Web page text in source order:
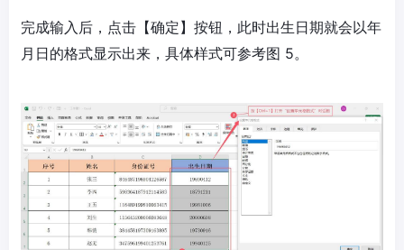
完成输入后，点击【确定】按钮，此时出生日期就会以年
月日的格式显示出来，具体样式可参考图 5。